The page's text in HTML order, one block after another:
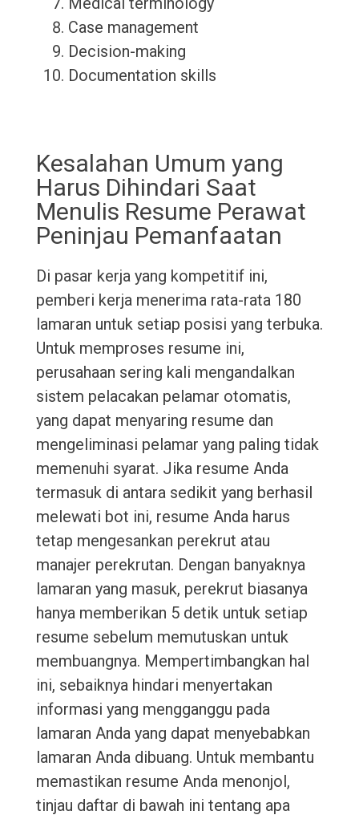
Case management
Decision-making
Documentation skills
Kesalahan Umum yang
Harus Dihindari Saat
Menulis Resume Perawat
Peninjau Pemanfaatan
Di pasar kerja yang kompetitif ini,
pemberi kerja menerima rata-rata 180
lamaran untuk setiap posisi yang terbuka.
Untuk memproses resume ini,
perusahaan sering kali mengandalkan
sistem pelacakan pelamar otomatis,
yang dapat menyaring resume dan
mengeliminasi pelamar yang paling tidak
memenuhi syarat. Jika resume Anda
termasuk di antara sedikit yang berhasil
melewati bot ini, resume Anda harus
tetap mengesankan perekrut atau
manajer perekrutan. Dengan banyaknya
lamaran yang masuk, perekrut biasanya
hanya memberikan 5 detik untuk setiap
resume sebelum memutuskan untuk
membuangnya. Mempertimbangkan hal
ini, sebaiknya hindari menyertakan
informasi yang mengganggu pada
lamaran Anda yang dapat menyebabkan
lamaran Anda dibuang. Untuk membantu
memastikan resume Anda menonjol,
tinjau daftar di bawah ini tentang apa